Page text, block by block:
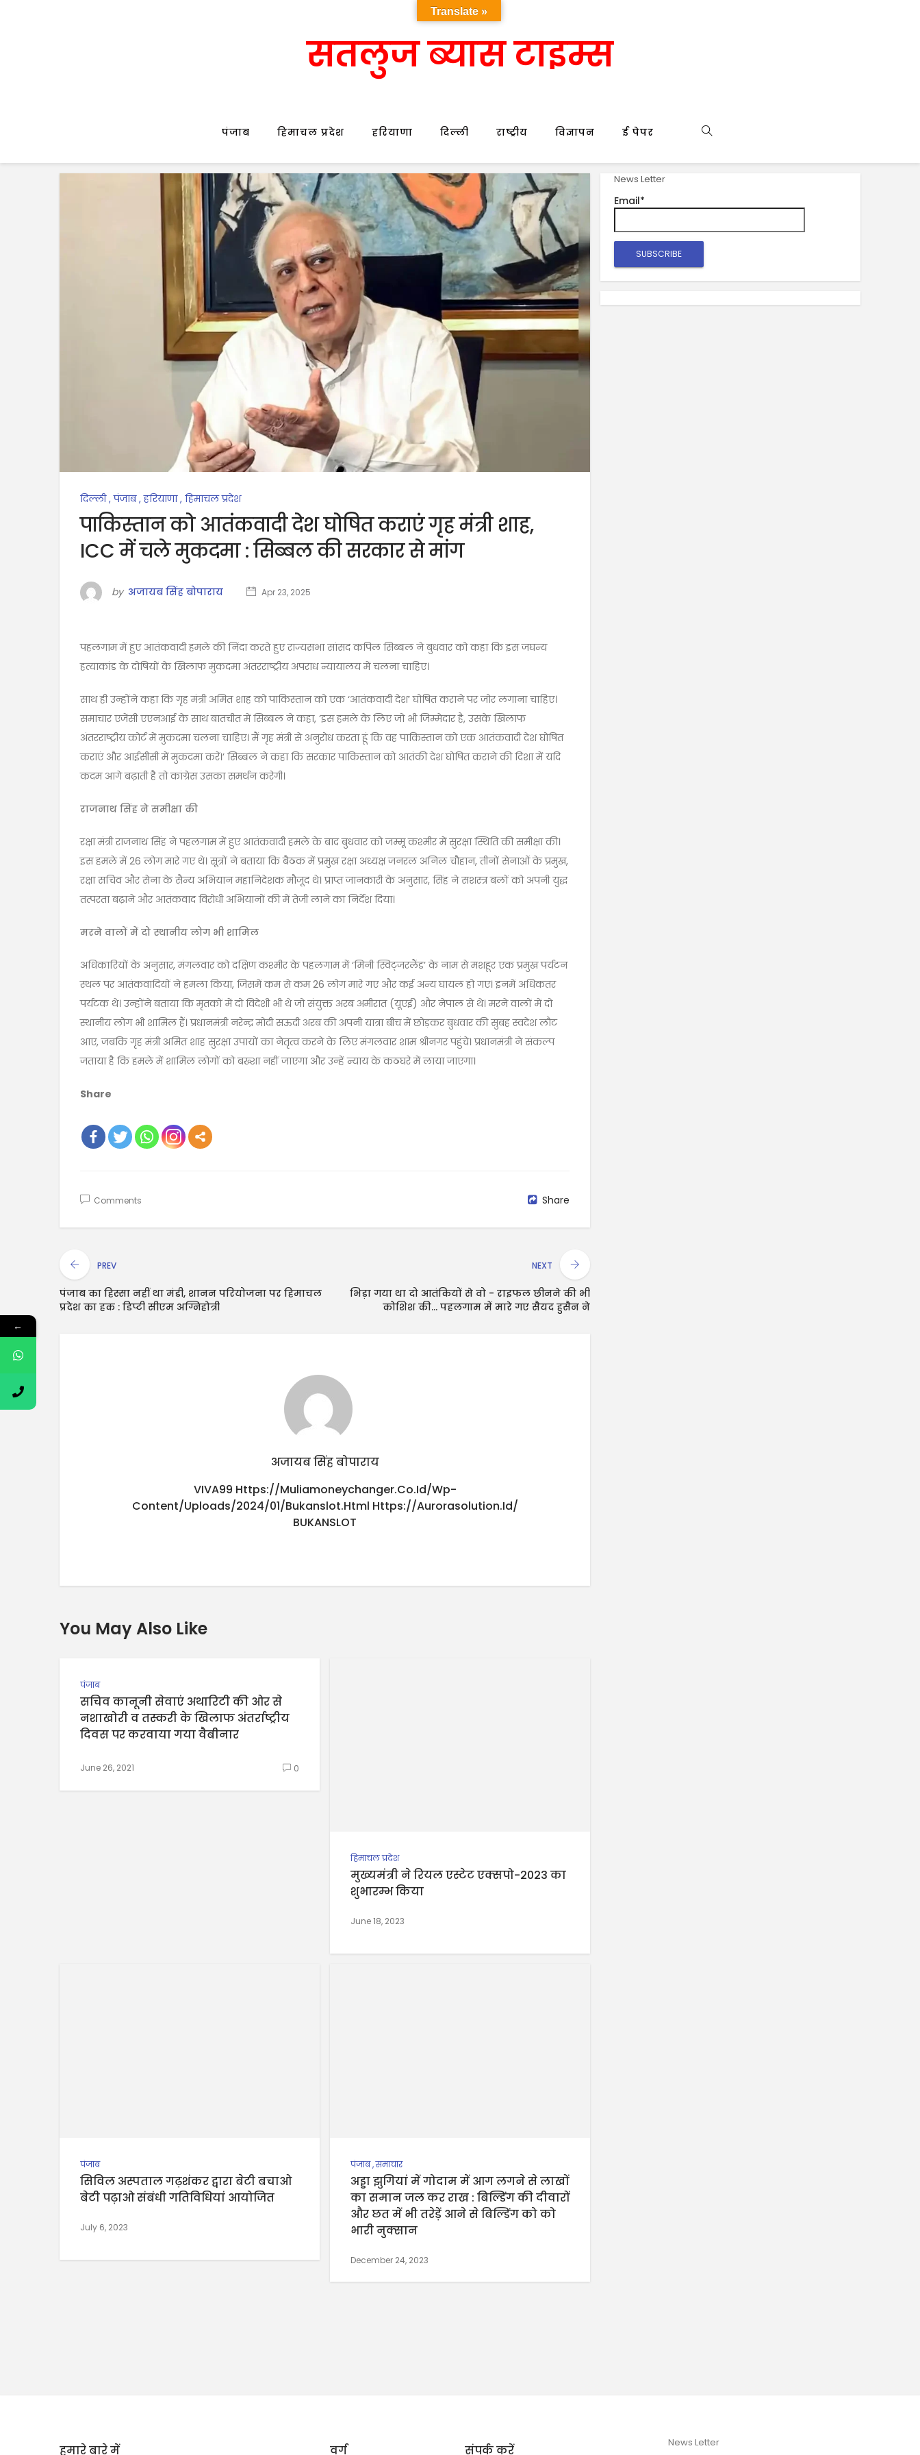
सतलुज ब्यास टाइम्स
पंजाब हिमाचल प्रदेश हरियाणा दिल्ली राष्ट्रीय विज्ञापन ई पेपर
दिल्ली,पंजाब,हरियाणा, हिमाचल प्रदेश
पाकिस्तान को आतंकवादी देश घोषित कराएं गृह मंत्री शाह,
ICC में चले मुकदमा : सिब्बल की सरकार से मांग
by अजायब सिंह बोपाराय Apr 23, 2025
पहलगाम में हुए आतंकवादी हमले की निंदा करते हुए राज्यसभा सांसद कपिल सिब्बल ने बुधवार को कहा कि इस जघन्य
हत्याकांड के दोषियों के खिलाफ मुकदमा अंतरराष्ट्रीय अपराध न्यायालय में चलना चाहिए।
साथ ही उन्होंने कहा कि गृह मंत्री अमित शाह को पाकिस्तान को एक ‘आतंकवादी देश’ घोषित कराने पर जोर लगाना चाहिए।
समाचार एजेंसी एएनआई के साथ बातचीत में सिब्बल ने कहा, ‘इस हमले के लिए जो भी जिम्मेदार है, उसके खिलाफ
अंतरराष्ट्रीय कोर्ट में मुकदमा चलना चाहिए। मैं गृह मंत्री से अनुरोध करता हूं कि वह पाकिस्तान को एक आतंकवादी देश घोषित
कराएं और आईसीसी में मुकदमा करें।’ सिब्बल ने कहा कि सरकार पाकिस्तान को आतंकी देश घोषित कराने की दिशा में यदि
कदम आगे बढ़ाती है तो कांग्रेस उसका समर्थन करेगी।
राजनाथ सिंह ने समीक्षा की
रक्षा मंत्री राजनाथ सिंह ने पहलगाम में हुए आतंकवादी हमले के बाद बुधवार को जम्मू कश्मीर में सुरक्षा स्थिति की समीक्षा की।
इस हमले में 26 लोग मारे गए थे। सूत्रों ने बताया कि बैठक में प्रमुख रक्षा अध्यक्ष जनरल अनिल चौहान, तीनों सेनाओं के प्रमुख,
रक्षा सचिव और सेना के सैन्य अभियान महानिदेशक मौजूद थे। प्राप्त जानकारी के अनुसार, सिंह ने सशस्त्र बलों को अपनी युद्ध
तत्परता बढ़ाने और आतंकवाद विरोधी अभियानों की में तेजी लाने का निर्देश दिया।
मरने वालों में दो स्थानीय लोग भी शामिल
अधिकारियों के अनुसार, मंगलवार को दक्षिण कश्मीर के पहलगाम में ‘मिनी स्विट्जरलैंड’ के नाम से मशहूर एक प्रमुख पर्यटन
स्थल पर आतंकवादियों ने हमला किया, जिसमें कम से कम 26 लोग मारे गए और कई अन्य घायल हो गए। इनमें अधिकतर
पर्यटक थे। उन्होंने बताया कि मृतकों में दो विदेशी भी थे जो संयुक्त अरब अमीरात (यूएई) और नेपाल से थे। मरने वालों में दो
स्थानीय लोग भी शामिल हैं। प्रधानमंत्री नरेन्द्र मोदी सऊदी अरब की अपनी यात्रा बीच में छोड़कर बुधवार की सुबह स्वदेश लौट
आए, जबकि गृह मंत्री अमित शाह सुरक्षा उपायों का नेतृत्व करने के लिए मंगलवार शाम श्रीनगर पहुंचे। प्रधानमंत्री ने संकल्प
जताया है कि हमले में शामिल लोगों को बख्शा नहीं जाएगा और उन्हें न्याय के कठघरे में लाया जाएगा।
Share
Comments Share
PREV
पंजाब का हिस्सा नहीं था मंडी, शानन परियोजना पर हिमाचल
प्रदेश का हक : डिप्टी सीएम अग्निहोत्री
NEXT
भिड़ा गया था दो आतंकियों से वो - राइफल छीनने की भी
कोशिश की... पहलगाम में मारे गए सैयद हुसैन ने
अजायब सिंह बोपाराय
VIVA99 Https://muliamoneychanger.co.id/wp-
Content/uploads/2024/01/bukanslot.html Https://aurorasolution.id/
BUKANSLOT
You May Also Like
पंजाब
सचिव कानूनी सेवाएं अथारिटी की ओर से
नशाखोरी व तस्करी के खिलाफ अंतर्राष्ट्रीय
दिवस पर करवाया गया वैबीनार
June 26, 2021 0
हिमाचल प्रदेश
मुख्यमंत्री ने रियल एस्टेट एक्सपो-2023 का
शुभारम्भ किया
June 18, 2023
पंजाब
सिविल अस्पताल गढ़शंकर द्वारा बेटी बचाओ
बेटी पढ़ाओ संबंधी गतिविधियां आयोजित
July 6, 2023
पंजाब,समाचार
अड्डा झुगियां में गोदाम में आग लगने से लाखों
का समान जल कर राख : बिल्डिंग की दीवारों
और छत में भी तरेड़ें आने से बिल्डिंग को को
भारी नुक्सान
December 24, 2023
News Letter
Email*
हमारे बारे में वर्ग संपर्क करें
News Letter
Translate »
←